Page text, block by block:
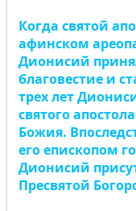
Когда святой
афинском
Дионисий
благовестие и
трех лет
святого
Божия.
его епископом
Дионисий
Пресвятой